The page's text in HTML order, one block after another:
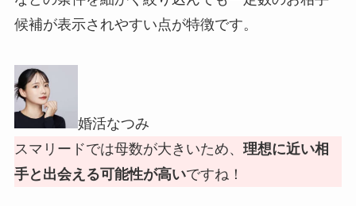
候補が表示されやすい点が特徴です。
婚活なつみ
スマリードでは母数が大きいため、 理想に近い相
手と出会える可能性が高いですね！